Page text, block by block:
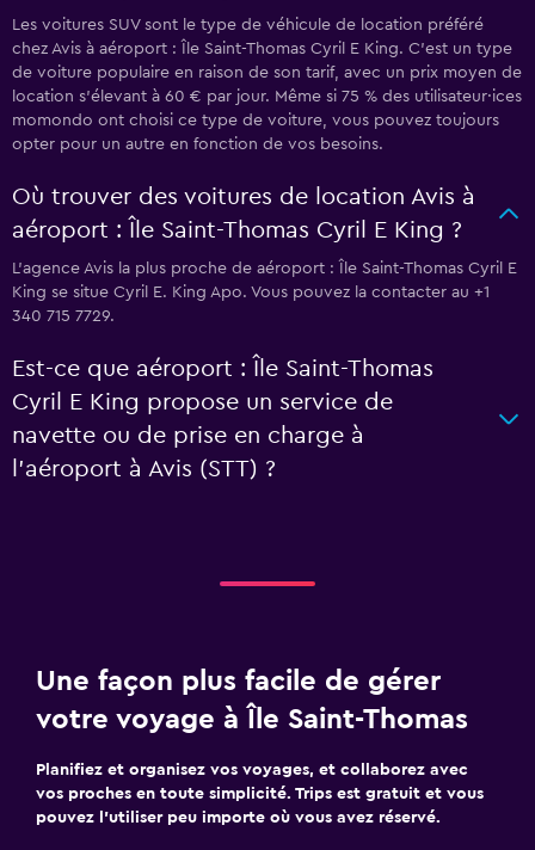
Les voitures SUV sont le type de véhicule de location préféré
chez Avis à aéroport : Île Saint-Thomas Cyril E King. C'est un type
de voiture populaire en raison de son tarif, avec un prix moyen de
location s'élevant à 60 € par jour. Même si 75 % des utilisateur·ices
momondo ont choisi ce type de voiture, vous pouvez toujours
opter pour un autre en fonction de vos besoins.
Où trouver des voitures de location Avis à
aéroport : Île Saint-Thomas Cyril E King ?
L’agence Avis la plus proche de aéroport : Île Saint-Thomas Cyril E
King se situe Cyril E. King Apo. Vous pouvez la contacter au +1
340 715 7729.
Est-ce que aéroport : Île Saint-Thomas
Cyril E King propose un service de
navette ou de prise en charge à
l’aéroport à Avis (STT) ?
Une façon plus facile de gérer
votre voyage à Île Saint-Thomas
Planifiez et organisez vos voyages, et collaborez avec
vos proches en toute simplicité. Trips est gratuit et vous
pouvez l’utiliser peu importe où vous avez réservé.